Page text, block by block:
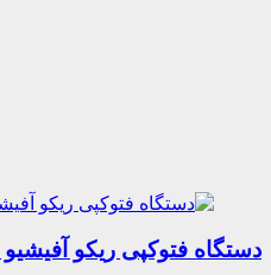
دستگاه فتوکپی ریکو آفیشیو mp5000 Richo Aficio